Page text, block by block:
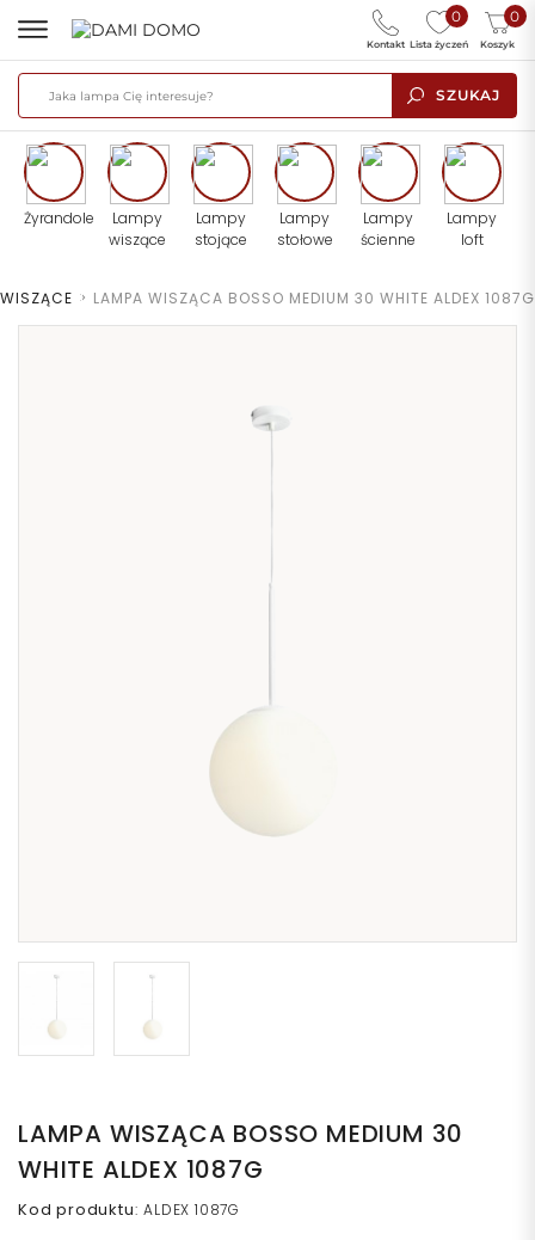
SZUKAJ
0
Lista życzeń
0
Koszyk
Kontakt
Żyrandole
Lampy
wiszące
Lampy
stojące
Lampy
stołowe
Lampy
ścienne
Lampy
loft
> LAMPA WISZĄCA BOSSO MEDIUM 30 WHITE ALDEX 1087G
LAMPA WISZĄCA BOSSO MEDIUM 30
WHITE ALDEX 1087G
Kod produktu:ALDEX 1087G